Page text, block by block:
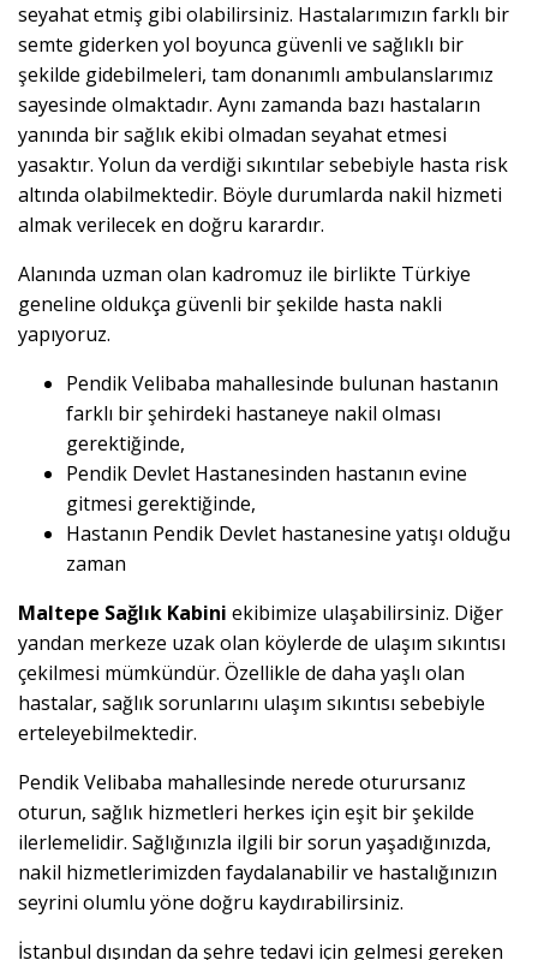
seyahat etmiş gibi olabilirsiniz. Hastalarımızın farklı bir
semte giderken yol boyunca güvenli ve sağlıklı bir
şekilde gidebilmeleri, tam donanımlı ambulanslarımız
sayesinde olmaktadır. Aynı zamanda bazı hastaların
yanında bir sağlık ekibi olmadan seyahat etmesi
yasaktır. Yolun da verdiği sıkıntılar sebebiyle hasta risk
altında olabilmektedir. Böyle durumlarda nakil hizmeti
almak verilecek en doğru karardır.
Alanında uzman olan kadromuz ile birlikte Türkiye
geneline oldukça güvenli bir şekilde hasta nakli
yapıyoruz.
Pendik Velibaba mahallesinde bulunan hastanın
farklı bir şehirdeki hastaneye nakil olması
gerektiğinde,
Pendik Devlet Hastanesinden hastanın evine
gitmesi gerektiğinde,
Hastanın Pendik Devlet hastanesine yatışı olduğu
zaman
Maltepe Sağlık Kabini ekibimize ulaşabilirsiniz. Diğer
yandan merkeze uzak olan köylerde de ulaşım sıkıntısı
çekilmesi mümkündür. Özellikle de daha yaşlı olan
hastalar, sağlık sorunlarını ulaşım sıkıntısı sebebiyle
erteleyebilmektedir.
Pendik Velibaba mahallesinde nerede oturursanız
oturun, sağlık hizmetleri herkes için eşit bir şekilde
ilerlemelidir. Sağlığınızla ilgili bir sorun yaşadığınızda,
nakil hizmetlerimizden faydalanabilir ve hastalığınızın
seyrini olumlu yöne doğru kaydırabilirsiniz.
İstanbul dışından da şehre tedavi için gelmesi gereken